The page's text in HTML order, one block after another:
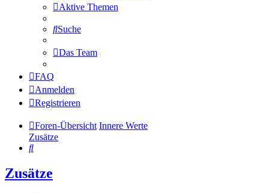
Aktive Themen
Suche
Das Team
FAQ
Anmelden
Registrieren
Foren-Übersicht Innere Werte
Zusätze
Suche
Zusätze